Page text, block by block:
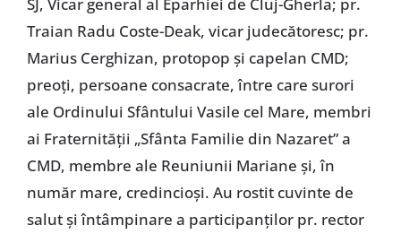
Traian Radu Coste-Deak, vicar judecătoresc; pr.
Marius Cerghizan, protopop și capelan CMD;
preoți, persoane consacrate, între care surori
ale Ordinului Sfântului Vasile cel Mare, membri
ai Fraternității „Sfânta Familie din Nazaret” a
CMD, membre ale Reuniunii Mariane și, în
număr mare, credincioși. Au rostit cuvinte de
salut și întâmpinare a participanților pr. rector